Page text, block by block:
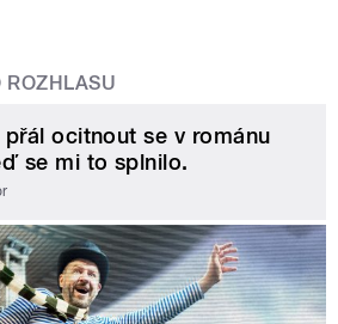
ROZHLASU
ocitnout se v románu
se mi to splnilo.